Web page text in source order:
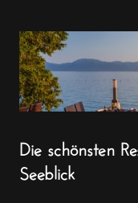
Die schönsten
Seeblick